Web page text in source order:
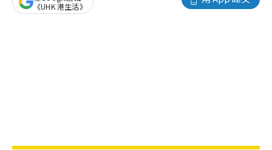
《UHK 港生活》